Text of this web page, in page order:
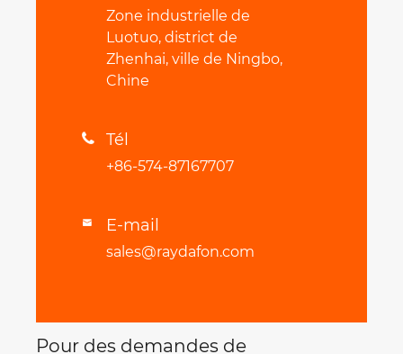
Zone industrielle de
Luotuo, district de
Zhenhai, ville de Ningbo,
Chine
 Tél
+86-574-87167707
 E-mail
sales@raydafon.com
Pour des demandes de